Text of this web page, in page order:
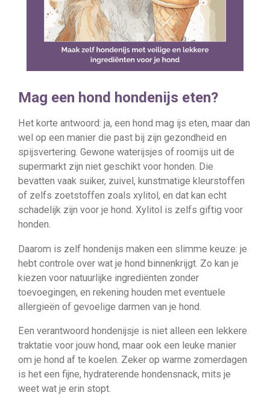
Mag een hond hondenijs eten?
Het korte antwoord: ja, een hond mag ijs eten, maar dan
wel op een manier die past bij zijn gezondheid en
spijsvertering. Gewone waterijsjes of roomijs uit de
supermarkt zijn niet geschikt voor honden. Die
bevatten vaak suiker, zuivel, kunstmatige kleurstoffen
of zelfs zoetstoffen zoals xylitol, en dat kan echt
schadelijk zijn voor je hond. Xylitol is zelfs giftig voor
honden.
Daarom is zelf hondenijs maken een slimme keuze: je
hebt controle over wat je hond binnenkrijgt. Zo kan je
kiezen voor natuurlijke ingrediënten zonder
toevoegingen, en rekening houden met eventuele
allergieën of gevoelige darmen van je hond.
Een verantwoord hondenijsje is niet alleen een lekkere
traktatie voor jouw hond, maar ook een leuke manier
om je hond af te koelen. Zeker op warme zomerdagen
is het een fijne, hydraterende hondensnack, mits je
weet wat je erin stopt.